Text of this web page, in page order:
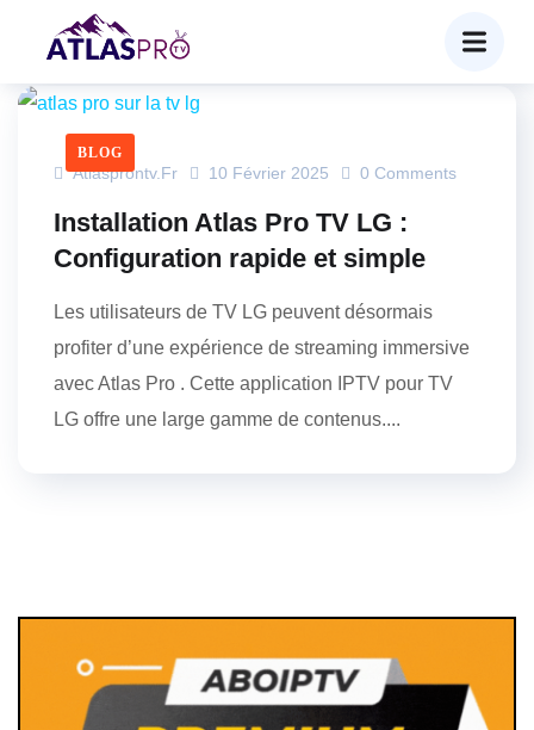
BLOG
Atlasprontv.fr 10 Février 2025 0 Comments
Installation Atlas Pro TV LG :
Configuration rapide et simple
Les utilisateurs de TV LG peuvent désormais
profiter d’une expérience de streaming immersive
avec Atlas Pro . Cette application IPTV pour TV
LG offre une large gamme de contenus....